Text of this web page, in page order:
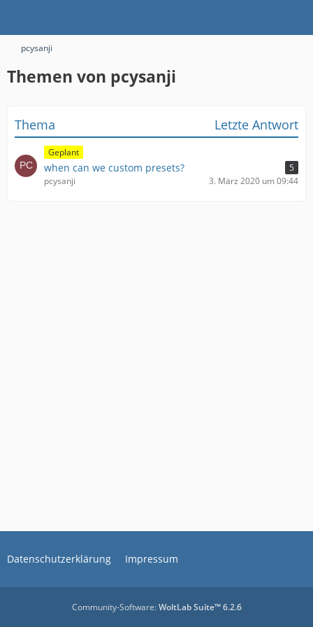
pcysanji
Themen von pcysanji
Thema Letzte Antwort
Geplant
when can we custom presets?
5
pcysanji
3. März 2020 um 09:44
Datenschutzerklärung Impressum
Community-Software:WoltLab Suite™ 6.2.6